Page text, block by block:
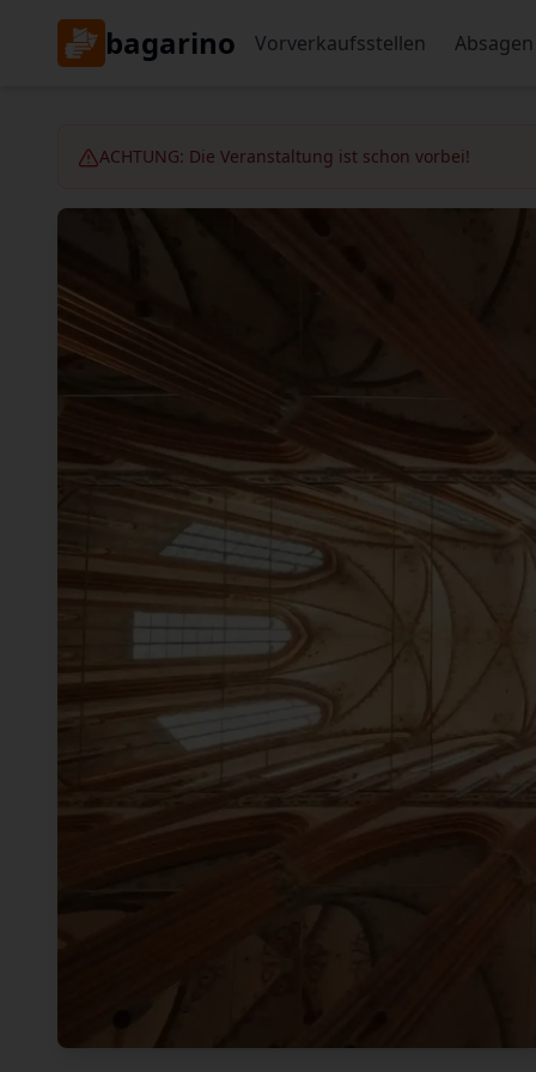
bagarino Vorverkaufsstellen
ACHTUNG: Die Veranstaltung ist schon vorbei!